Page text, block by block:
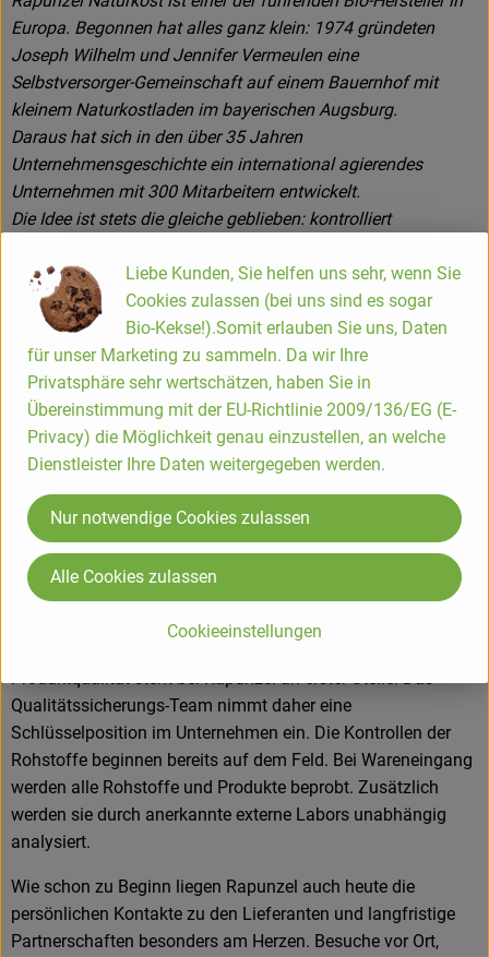
Europa. Begonnen hat alles ganz klein: 1974 gründeten
Joseph Wilhelm und Jennifer Vermeulen eine
Selbstversorger-Gemeinschaft auf einem Bauernhof mit
kleinem Naturkostladen im bayerischen Augsburg.
Daraus hat sich in den über 35 Jahren
Unternehmensgeschichte ein international agierendes
Unternehmen mit 300 Mitarbeitern entwickelt.
Die Idee ist stets die gleiche geblieben: kontrolliert
herzustellen.
Das Rapunzel Produktsortiment
Die Rapunzel Produkte der ersten Stunde waren Nussmuse,
Trockenfrüchte und Müsli. Inzwischen umfasst das
Sortiment ca. 550 Produkte. Zusätzlich zählen heute
Erzeugnisse wie Teigwaren, Speiseöle, Schokoladen und
Kaffee zum Kernsortiment. Die Hälfte dieser Produkte wird in
Legau im Allgäu hergestellt oder verarbeitet.
Produkte in bester Bio-Qualität
Produktqualität steht bei Rapunzel an erster Stelle. Das
Qualitätssicherungs-Team nimmt daher eine
Schlüsselposition im Unternehmen ein. Die Kontrollen der
Rohstoffe beginnen bereits auf dem Feld. Bei Wareneingang
werden alle Rohstoffe und Produkte beprobt. Zusätzlich
werden sie durch anerkannte externe Labors unabhängig
analysiert.
Wie schon zu Beginn liegen Rapunzel auch heute die
persönlichen Kontakte zu den Lieferanten und langfristige
Partnerschaften besonders am Herzen. Besuche vor Ort,
Liebe Kunden, Sie helfen uns sehr, wenn Sie
Cookies zulassen (bei uns sind es sogar
Bio-Kekse!).Somit erlauben Sie uns, Daten
für unser Marketing zu sammeln. Da wir Ihre
Privatsphäre sehr wertschätzen, haben Sie in
Übereinstimmung mit der EU-Richtlinie 2009/136/EG (E-
Privacy) die Möglichkeit genau einzustellen, an welche
Dienstleister Ihre Daten weitergegeben werden.
Cookieeinstellungen
Nur notwendige Cookies zulassen
Alle Cookies zulassen